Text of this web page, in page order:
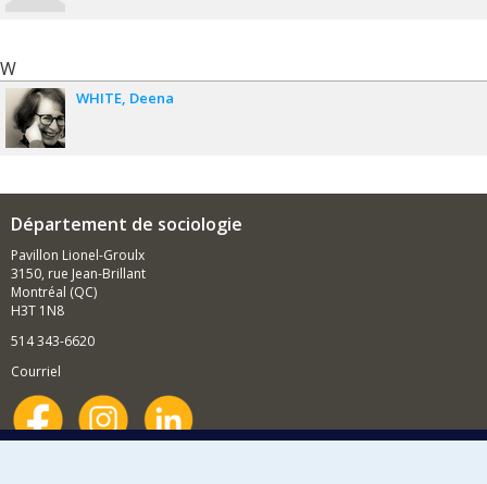
W
WHITE Deena
Département de sociologie
Pavillon Lionel-Groulx
3150, rue Jean-Brillant
Montréal (QC)
H3T 1N8
514 343-6620
Courriel